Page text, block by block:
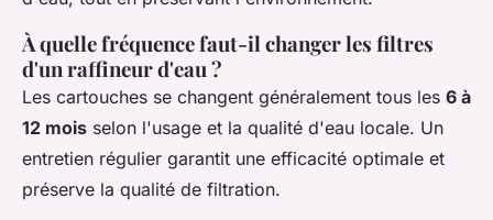
À quelle fréquence faut-il changer les filtres
d'un raffineur d'eau ?
Les cartouches se changent généralement tous les 6 à
12 mois selon l'usage et la qualité d'eau locale. Un
entretien régulier garantit une efficacité optimale et
préserve la qualité de filtration.